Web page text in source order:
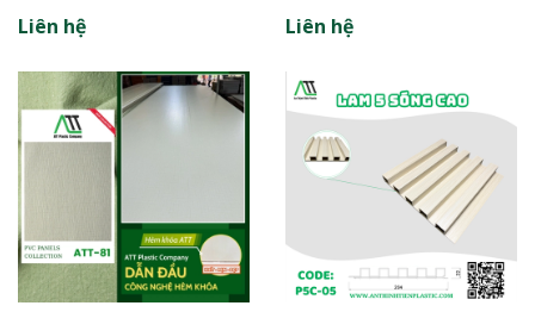
Liên hệ Liên hệ